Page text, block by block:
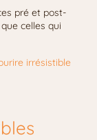
pré et post-
celles qui
irrésistible